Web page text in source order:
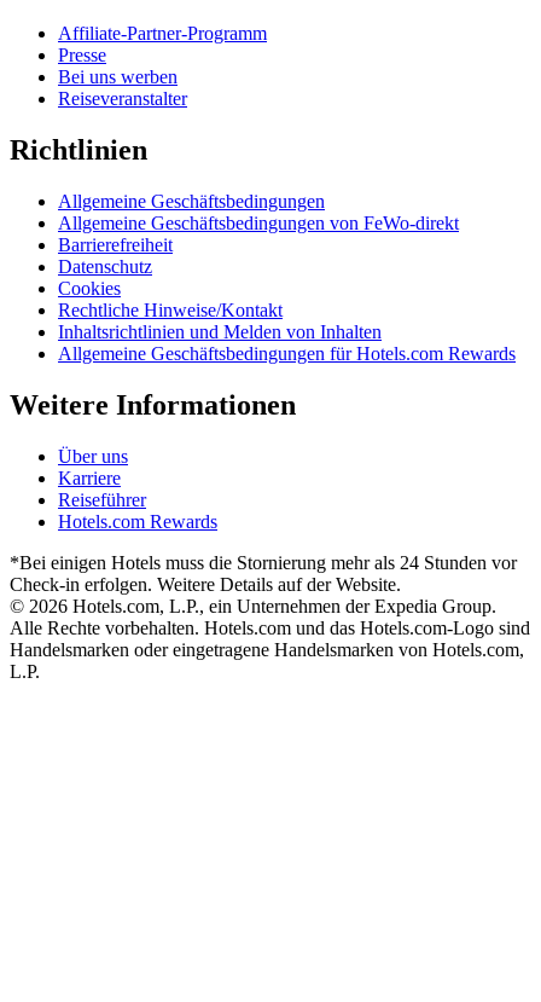
Affiliate-Partner-Programm
Presse
Bei uns werben
Reiseveranstalter
Richtlinien
Allgemeine Geschäftsbedingungen
Allgemeine Geschäftsbedingungen von FeWo-direkt
Barrierefreiheit
Datenschutz
Cookies
Rechtliche Hinweise/Kontakt
Inhaltsrichtlinien und Melden von Inhalten
Allgemeine Geschäftsbedingungen für Hotels.com Rewards
Weitere Informationen
Über uns
Karriere
Reiseführer
Hotels.com Rewards
*Bei einigen Hotels muss die Stornierung mehr als 24 Stunden vor
Check-in erfolgen. Weitere Details auf der Website.
© 2026 Hotels.com, L.P., ein Unternehmen der Expedia Group.
Alle Rechte vorbehalten. Hotels.com und das Hotels.com-Logo sind
Handelsmarken oder eingetragene Handelsmarken von Hotels.com,
L.P.